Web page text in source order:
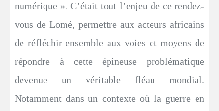
numérique ». C’était tout l’enjeu de ce rendez-
vous de Lomé, permettre aux acteurs africains
de réfléchir ensemble aux voies et moyens de
répondre à cette épineuse problématique
devenue un véritable fléau mondial.
Notamment dans un contexte où la guerre en